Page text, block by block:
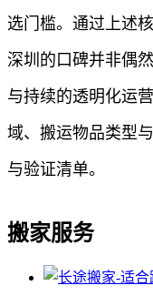
选门槛。通过上述
深圳的口碑并非偶
与持续的透明化运
域、搬运物品类型
与验证清单。
搬家服务